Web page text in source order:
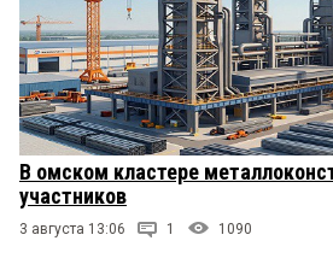
В омском кластере
участников
3 августа 13:06 1 1090